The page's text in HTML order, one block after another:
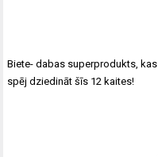
Biete- dabas superprodukts, kas
spēj dziedināt šīs 12 kaites!